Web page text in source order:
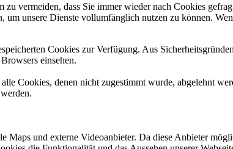
vermeiden, dass Sie immer wieder nach Cookies
um unsere Dienste vollumfänglich nutzen zu können.
Cookies zur Verfügung. Aus
einsehen.
Cookies, denen nicht zugestimmt wurde, abgelehnt
und externe Videoanbieter. Da diese Anbieter